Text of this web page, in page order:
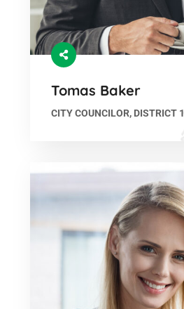
Tomas Baker
CITY COUNCILOR, DISTRICT 1